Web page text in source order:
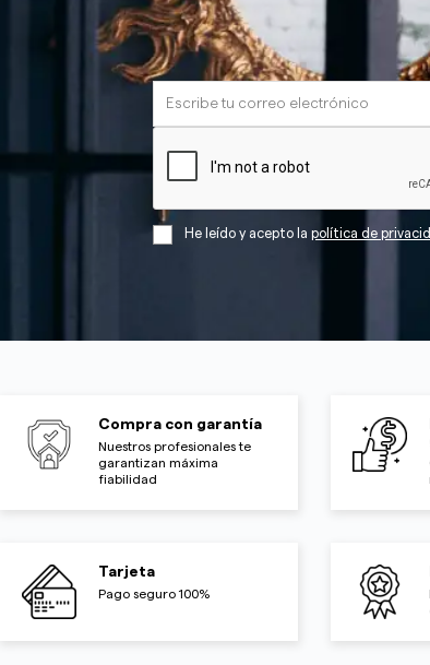
He leído y acepto lapolítica de
Compra con garantía
Nuestros profesionales te
garantizan máxima
fiabilidad
Tarjeta
Pago seguro 100%